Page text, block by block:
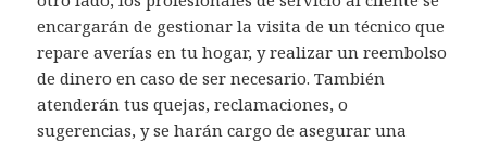
encargarán de gestionar la visita de un técnico que
repare averías en tu hogar, y realizar un reembolso
de dinero en caso de ser necesario. También
atenderán tus quejas, reclamaciones, o
sugerencias, y se harán cargo de asegurar una